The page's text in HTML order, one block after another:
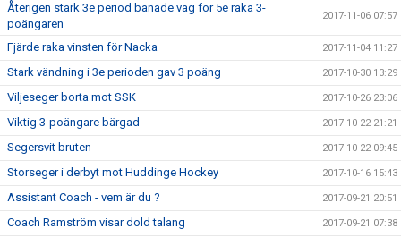
Återigen stark 3e period banade väg för 5e raka 3-
poängaren
2017-11-06 07:57
Fjärde raka vinsten för Nacka 2017-11-04 11:27
Stark vändning i 3e perioden gav 3 poäng 2017-10-30 13:29
Viljeseger borta mot SSK 2017-10-26 23:06
Viktig 3-poängare bärgad 2017-10-22 21:21
Segersvit bruten 2017-10-22 09:45
Storseger i derbyt mot Huddinge Hockey 2017-10-16 15:43
Assistant Coach - vem är du ? 2017-09-21 20:51
Coach Ramström visar dold talang 2017-09-21 07:38